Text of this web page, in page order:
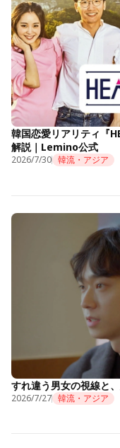
韓国恋愛リアリティ『
解説｜Lemino公式
2026/7/30 韓流・アジア
すれ違う男女の視線と
2026/7/27 韓流・アジア